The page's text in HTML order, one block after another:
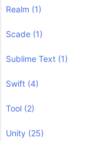
Realm (1)
Scade (1)
Sublime Text (1)
Swift (4)
Tool (2)
Unity (25)